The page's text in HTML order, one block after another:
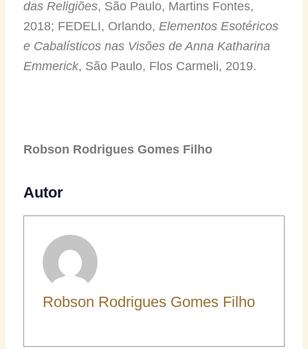
das Religiões, São Paulo, Martins Fontes,
2018; FEDELI, Orlando, Elementos Esotéricos
e Cabalísticos nas Visões de Anna Katharina
Emmerick, São Paulo, Flos Carmeli, 2019.
Robson Rodrigues Gomes Filho
Autor
Robson Rodrigues Gomes Filho